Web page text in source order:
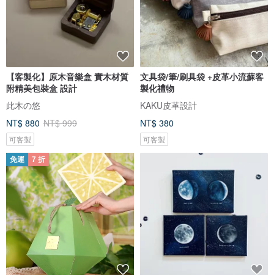
【客製化】原木音樂盒 實木材質
附精美包裝盒 設計
此木の悠
NT$ 880 NT$ 999
可客製
文具袋/筆/刷具袋 +皮革小流蘇客
製化禮物
KAKU皮革設計
NT$ 380
可客製
免運 7 折